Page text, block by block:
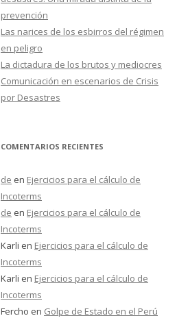
prevención
Las narices de los esbirros del régimen
en peligro
La dictadura de los brutos y mediocres
Comunicación en escenarios de Crisis
por Desastres
COMENTARIOS RECIENTES
de en Ejercicios para el cálculo de
Incoterms
de en Ejercicios para el cálculo de
Incoterms
Karli en Ejercicios para el cálculo de
Incoterms
Karli en Ejercicios para el cálculo de
Incoterms
Fercho en Golpe de Estado en el Perú